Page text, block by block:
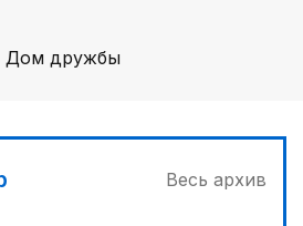
Дом дружбы
Весь архив